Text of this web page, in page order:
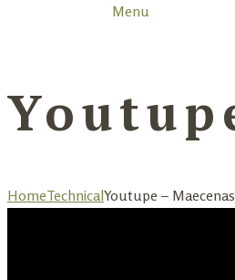
Menu
HomeTechnicalYoutupe –